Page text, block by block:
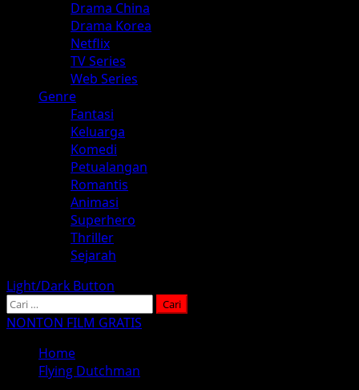
Drama China
Drama Korea
Netflix
TV Series
Web Series
Genre
Fantasi
Keluarga
Komedi
Petualangan
Romantis
Animasi
Superhero
Thriller
Sejarah
Light/Dark Button
Cari
untuk:
NONTON FILM GRATIS
Home
Flying Dutchman